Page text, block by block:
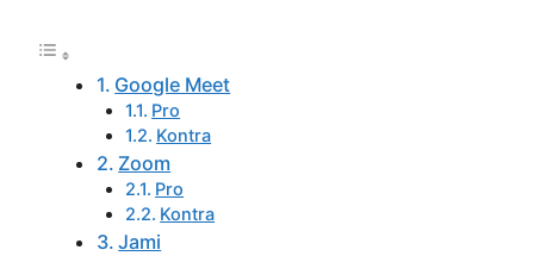
Google Meet
Pro
Kontra
Zoom
Pro
Kontra
Jami